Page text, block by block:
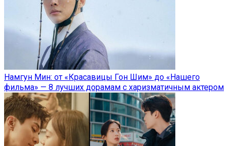
Намгун Мин: от «Красавицы Гон Шим» до «Нашего
фильма» — 8 лучших дорамам с харизматичным актером